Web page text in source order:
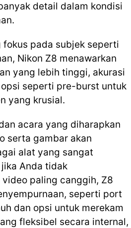
detail dalam kondisi
pada subjek seperti
Nikon Z8 menawarkan
yang lebih tinggi, akurasi
seperti pre-burst untuk
yang krusial.
acara yang diharapkan
serta gambar akan
alat yang sangat
Anda tidak
paling canggih, Z8
seperti port
dan opsi untuk merekam
fleksibel secara internal,